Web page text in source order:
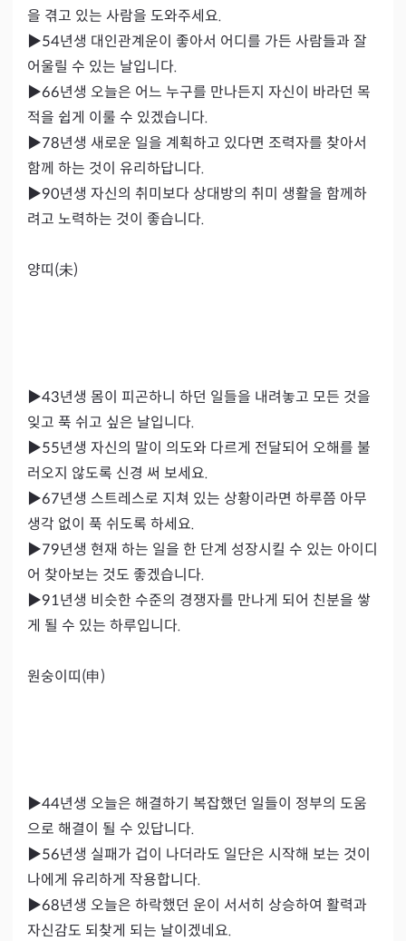
을 겪고 있는 사람을 도와주세요.
▶54년생 대인관계운이 좋아서 어디를 가든 사람들과 잘
어울릴 수 있는 날입니다.
▶66년생 오늘은 어느 누구를 만나든지 자신이 바라던 목
적을 쉽게 이룰 수 있겠습니다.
▶78년생 새로운 일을 계획하고 있다면 조력자를 찾아서
함께 하는 것이 유리하답니다.
▶90년생 자신의 취미보다 상대방의 취미 생활을 함께하
려고 노력하는 것이 좋습니다.
양띠(未)
▶43년생 몸이 피곤하니 하던 일들을 내려놓고 모든 것을
잊고 푹 쉬고 싶은 날입니다.
▶55년생 자신의 말이 의도와 다르게 전달되어 오해를 불
러오지 않도록 신경 써 보세요.
▶67년생 스트레스로 지쳐 있는 상황이라면 하루쯤 아무
생각 없이 푹 쉬도록 하세요.
▶79년생 현재 하는 일을 한 단계 성장시킬 수 있는 아이디
어 찾아보는 것도 좋겠습니다.
▶91년생 비슷한 수준의 경쟁자를 만나게 되어 친분을 쌓
게 될 수 있는 하루입니다.
원숭이띠(申)
▶44년생 오늘은 해결하기 복잡했던 일들이 정부의 도움
으로 해결이 될 수 있답니다.
▶56년생 실패가 겁이 나더라도 일단은 시작해 보는 것이
나에게 유리하게 작용합니다.
▶68년생 오늘은 하락했던 운이 서서히 상승하여 활력과
자신감도 되찾게 되는 날이겠네요.